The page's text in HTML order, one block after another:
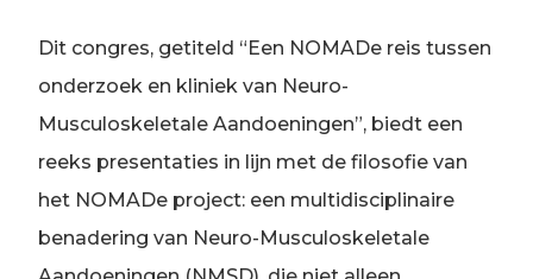
Dit congres, getiteld “Een NOMADe reis tussen
onderzoek en kliniek van Neuro-
Musculoskeletale Aandoeningen”, biedt een
reeks presentaties in lijn met de filosofie van
het NOMADe project: een multidisciplinaire
benadering van Neuro-Musculoskeletale